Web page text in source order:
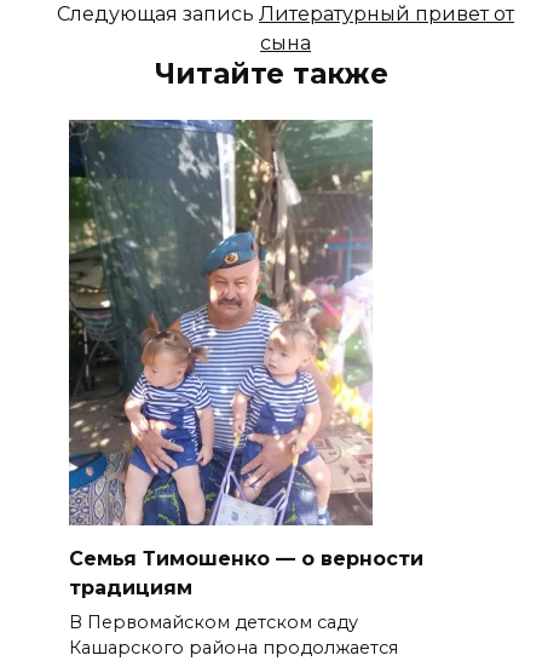
Следующая запись Литературный привет от
сына
Читайте также
Семья Тимошенко — о верности
традициям
В Первомайском детском саду
Кашарского района продолжается